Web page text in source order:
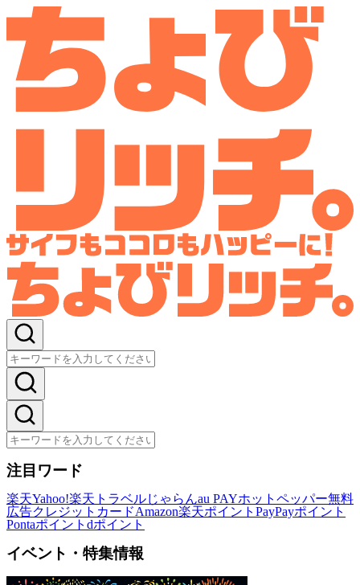
注目ワード
楽天Yahoo!楽天トラベルじゃらんau PAYホットペッパー無料
広告クレジットカードAmazon楽天ポイント PayPayポイント
Pontaポイント dポイント
イベント・特集情報